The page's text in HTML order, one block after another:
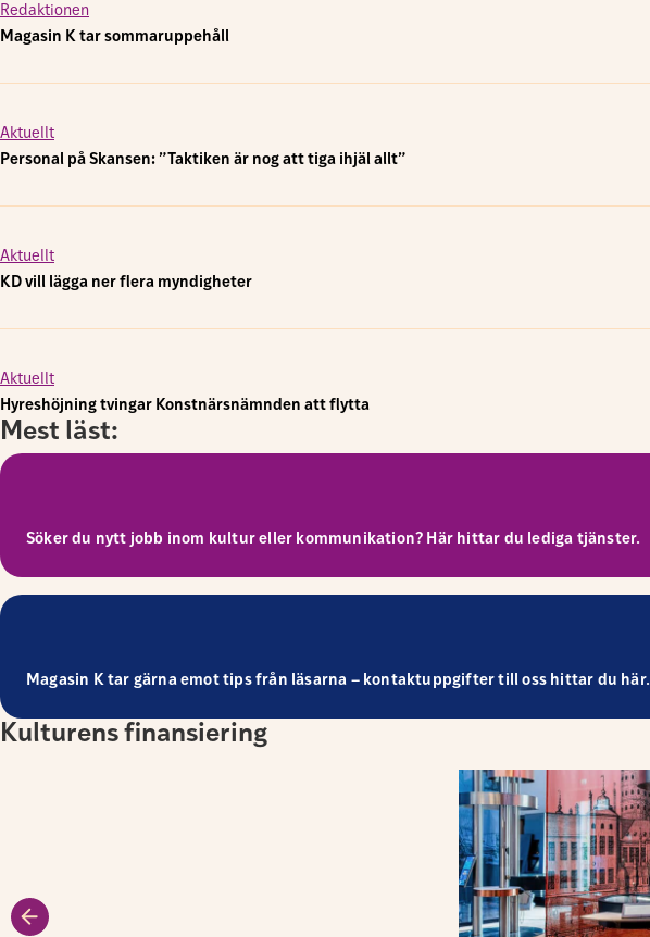
Redaktionen
Magasin K tar sommaruppehåll
Aktuellt
Personal på Skansen: ”Taktiken är nog att tiga ihjäl allt”
Aktuellt
KD vill lägga ner flera myndigheter
Aktuellt
Hyreshöjning tvingar Konstnärsnämnden att flytta
Mest läst:
Söker du nytt jobb inom kultur eller kommunikation? Här hittar du lediga tjänster.
Magasin K tar gärna emot tips från läsarna – kontaktuppgifter till oss hittar du här.
Kulturens finansiering